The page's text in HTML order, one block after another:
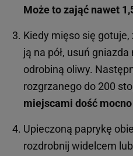
Może to zająć nawet
Kiedy mięso się
ją na pół, usuń
odrobiną oliwy.
rozgrzanego do 200
miejscami dość
Upieczoną paprykę
rozdrobnij widelcem